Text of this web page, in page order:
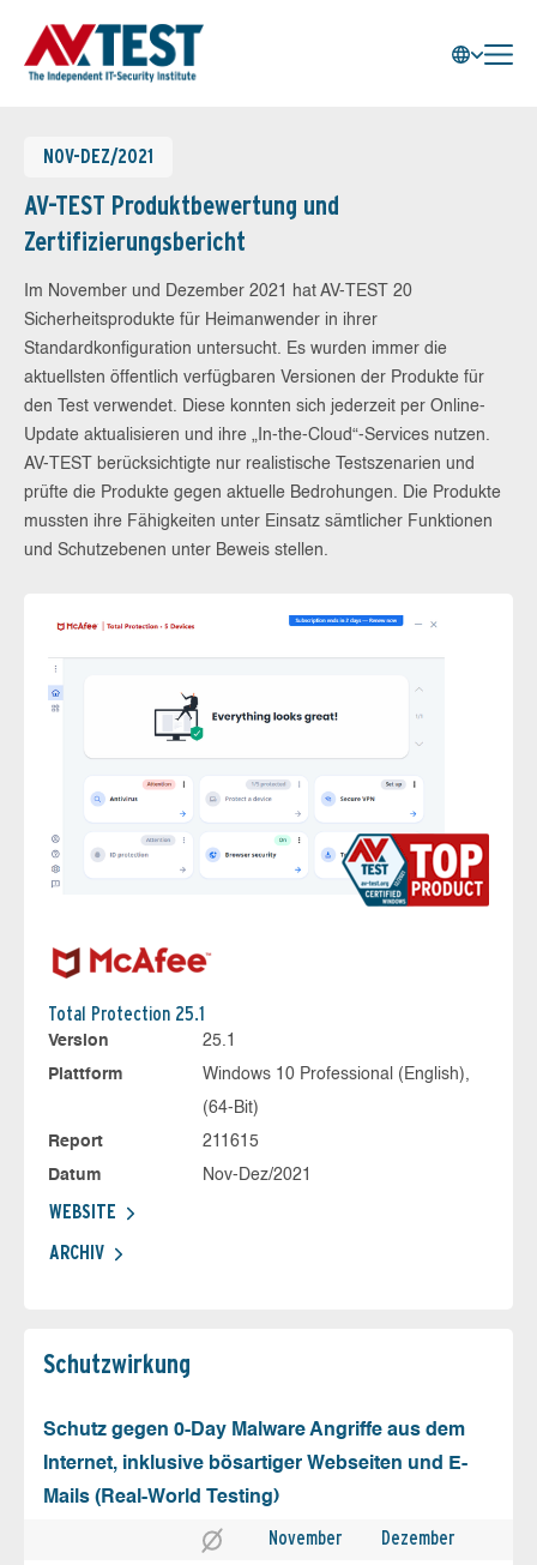
NOV-DEZ/2021
AV-TEST Produktbewertung und
Zertifizierungsbericht
Im November und Dezember 2021 hat AV-TEST 20
Sicherheitsprodukte für Heimanwender in ihrer
Standardkonfiguration untersucht. Es wurden immer die
aktuellsten öffentlich verfügbaren Versionen der Produkte für
den Test verwendet. Diese konnten sich jederzeit per Online-
Update aktualisieren und ihre „In-the-Cloud“-Services nutzen.
AV-TEST berücksichtigte nur realistische Testszenarien und
prüfte die Produkte gegen aktuelle Bedrohungen. Die Produkte
mussten ihre Fähigkeiten unter Einsatz sämtlicher Funktionen
und Schutzebenen unter Beweis stellen.
Total Protection 25.1
Version
25.1
Plattform
Windows 10 Professional (English),
(64-Bit)
Report
211615
Datum
Nov-Dez/2021
WEBSITE
ARCHIV
Schutz­wirkung
Schutz gegen 0-Day Malware Angriffe aus dem
Internet, inklusive bösartiger Webseiten und E-
Mails (Real-World Testing)
November Dezember